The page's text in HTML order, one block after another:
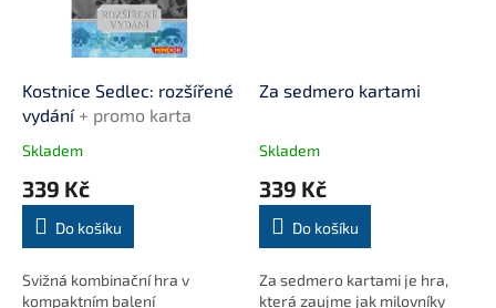
Kostnice Sedlec: rozšířené
vydání + promo karta
Skladem
339 Kč
Do košíku
Svižná kombinační hra v
kompaktním balení
Za sedmero kartami
Skladem
339 Kč
Do košíku
Za sedmero kartami je hra,
která zaujme jak milovníky